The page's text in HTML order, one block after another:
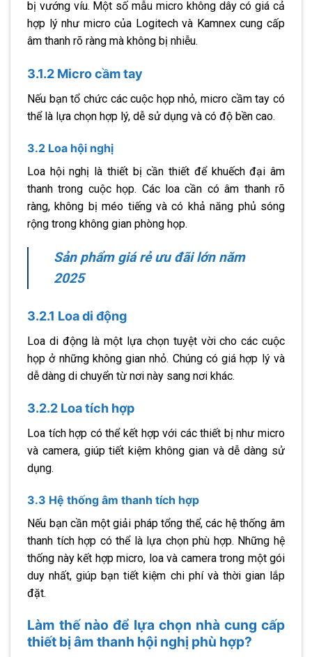
bị vướng víu. Một số mẫu micro không dây có giá cả
hợp lý như micro của Logitech và Kamnex cung cấp
âm thanh rõ ràng mà không bị nhiễu.
3.1.2 Micro cầm tay
Nếu bạn tổ chức các cuộc họp nhỏ, micro cầm tay có
thể là lựa chọn hợp lý, dễ sử dụng và có độ bền cao.
3.2 Loa hội nghị
Loa hội nghị là thiết bị cần thiết để khuếch đại âm
thanh trong cuộc họp. Các loa cần có âm thanh rõ
ràng, không bị méo tiếng và có khả năng phủ sóng
rộng trong không gian phòng họp.
Sản phẩm giá rẻ ưu đãi lớn năm
2025
3.2.1 Loa di động
Loa di động là một lựa chọn tuyệt vời cho các cuộc
họp ở những không gian nhỏ. Chúng có giá hợp lý và
dễ dàng di chuyển từ nơi này sang nơi khác.
3.2.2 Loa tích hợp
Loa tích hợp có thể kết hợp với các thiết bị như micro
và camera, giúp tiết kiệm không gian và dễ dàng sử
dụng.
3.3 Hệ thống âm thanh tích hợp
Nếu bạn cần một giải pháp tổng thể, các hệ thống âm
thanh tích hợp có thể là lựa chọn phù hợp. Những hệ
thống này kết hợp micro, loa và camera trong một gói
duy nhất, giúp bạn tiết kiệm chi phí và thời gian lắp
đặt.
Làm thế nào để lựa chọn nhà cung cấp
thiết bị âm thanh hội nghị phù hợp?